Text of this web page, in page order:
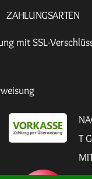
ZAHLUNGSARTEN
mit SSL-
T